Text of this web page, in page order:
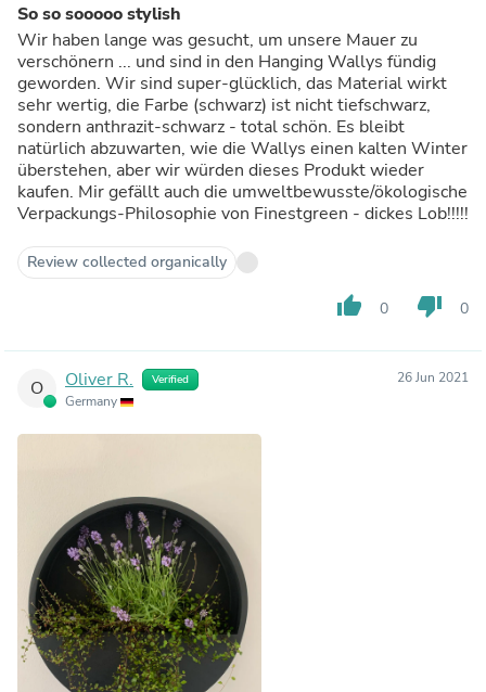
So so sooooo stylish
Wir haben lange was gesucht, um unsere Mauer zu
verschönern ... und sind in den Hanging Wallys fündig
geworden. Wir sind super-glücklich, das Material wirkt
sehr wertig, die Farbe (schwarz) ist nicht tiefschwarz,
sondern anthrazit-schwarz - total schön. Es bleibt
natürlich abzuwarten, wie die Wallys einen kalten Winter
überstehen, aber wir würden dieses Produkt wieder
kaufen. Mir gefällt auch die umweltbewusste/ökologische
Verpackungs-Philosophie von Finestgreen - dickes Lob!!!!!
Review collected organically
thumb_up 0 thumb_down 0
O Oliver R. Verified
Germany
26 Jun 2021